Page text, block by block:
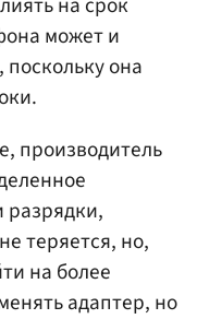
может и
она
производитель
разрядки,
теряется, но,
на более
адаптер, но